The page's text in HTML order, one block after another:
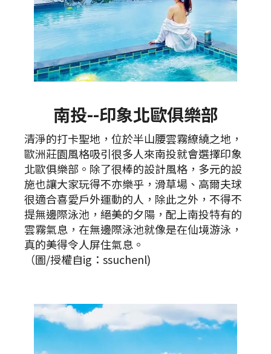
南投--印象北歐俱樂部
清淨的打卡聖地，位於半山腰雲霧繚繞之地，
歐洲莊園風格吸引很多人來南投就會選擇印象
北歐俱樂部。除了很棒的設計風格，多元的設
施也讓大家玩得不亦樂乎，滑草場、高爾夫球
很適合喜愛戶外運動的人，除此之外，不得不
提無邊際泳池，絕美的夕陽，配上南投特有的
雲霧氣息，在無邊際泳池就像是在仙境游泳，
真的美得令人屏住氣息。
（圖/授權自ig：ssuchenl)